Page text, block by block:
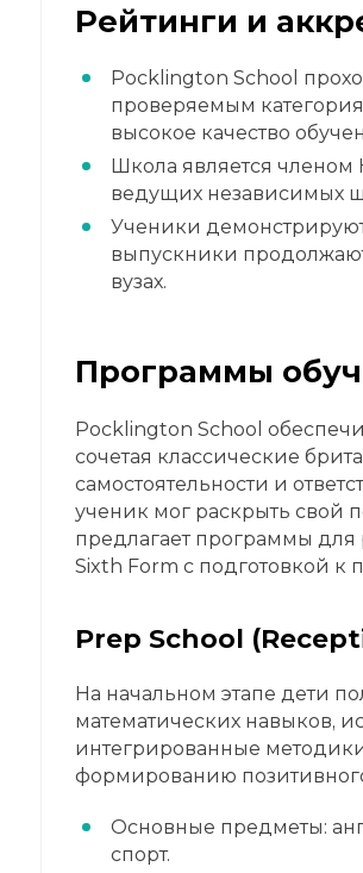
Рейтинги и
Pocklington School
проверяемым
высокое качество
Школа является членом
ведущих независимых
Ученики демонстрируют
выпускники
вузах.
Программы
Pocklington School
сочетая классические
самостоятельности и
ученик мог раскрыть свой
предлагает программы для
Sixth Form с подготовкой к
Prep School
На начальном этапе дети
математических навыков,
интегрированные
формированию
Основные предметы:
спорт.